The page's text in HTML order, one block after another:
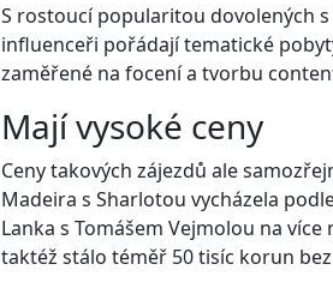
S rostoucí popularitou dovolených
influenceři pořádají tematické
zaměřené na focení a tvorbu
Mají vysoké ceny
Ceny takových zájezdů ale
Madeira s Sharlotou vycházela
Lanka s Tomášem Vejmolou na
taktéž stálo téměř 50 tisíc korun